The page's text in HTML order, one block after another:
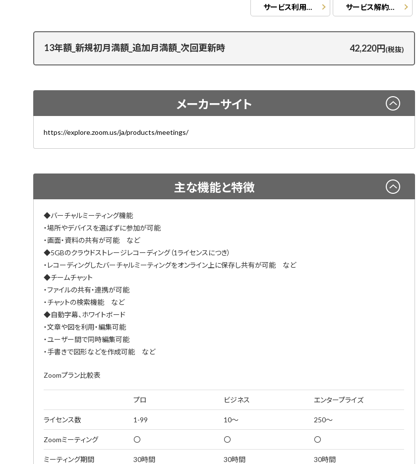
サービス解約等に関する事項
サービス利用規約
13年額_新規初月満額_追加月満額_次回更新時 42,220円(税抜)
メーカーサイト
https://explore.zoom.us/ja/products/meetings/
主な機能と特徴
◆バーチャルミーティング機能
・場所やデバイスを選ばずに参加が可能
・画面・資料の共有が可能 など
◆5GBのクラウドストレージレコーディング（1ライセンスにつき）
・レコーディングしたバーチャルミーティングをオンライン上に保存し共有が可能 など
◆チームチャット
・ファイルの共有・連携が可能
・チャットの検索機能 など
◆自動字幕、ホワイトボード
・文章や図を利用・編集可能
・ユーザー間で同時編集可能
・手書きで図形などを作成可能 など
Zoomプラン比較表
プロ ビジネス エンタープライズ
ライセンス数 1-99 10～ 250～
Zoomミーティング 〇 〇 〇
ミーティング期間 30時間 30時間 30時間